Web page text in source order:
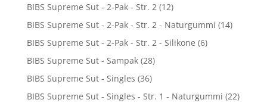
BIBS Supreme Sut - 2-Pak - Str. 2 (12)
BIBS Supreme Sut - 2-Pak - Str. 2 - Naturgummi (14)
BIBS Supreme Sut - 2-Pak - Str. 2 - Silikone (6)
BIBS Supreme Sut - Sampak (28)
BIBS Supreme Sut - Singles (36)
BIBS Supreme Sut - Singles - Str. 1 - Naturgummi (22)